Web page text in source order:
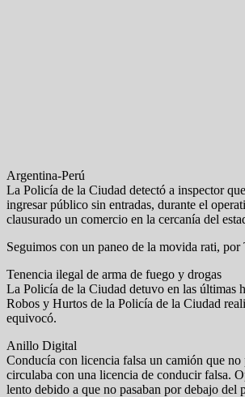
Argentina-Perú
La Policía de la Ciudad detectó a inspector
ingresar público sin entradas, durante el
clausurado un comercio en la cercanía del
Seguimos con un paneo de la movida rati, por
Tenencia ilegal de arma de fuego y drogas
La Policía de la Ciudad detuvo en las últimas
Robos y Hurtos de la Policía de la Ciudad
equivocó.
Anillo Digital
Conducía con licencia falsa un camión que
circulaba con una licencia de conducir falsa.
lento debido a que no pasaban por debajo